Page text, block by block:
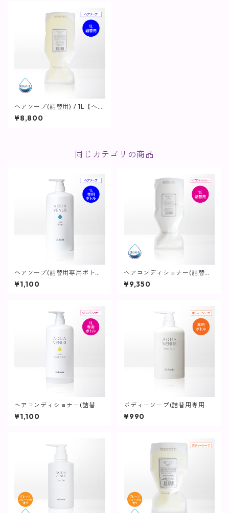
ヘアソープ(詰替用) / 1L【ヘ
ア・ボディ】
¥8,800
同じカテゴリの商品
ヘアソープ(詰替用専用ボトル)
/ 1L用【ヘア・ボディ】
¥1,100
ヘアコンディショナー(詰替用)
/ 1L【ヘア・ボディ】
¥9,350
ヘアコンディショナー(詰替用
専用ボトル) / 1L用【ヘア・ボ
ディ】
¥1,100
ボディーソープ(詰替用専用ボ
トル) / 500ｍL用【ヘア・ボ
ディ】
¥990